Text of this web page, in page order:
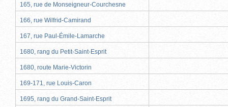
165, rue de Monseigneur-Courchesne
166, rue Wilfrid-Camirand
167, rue Paul-Émile-Lamarche
1680, rang du Petit-Saint-Esprit
1680, route Marie-Victorin
169-171, rue Louis-Caron
1695, rang du Grand-Saint-Esprit